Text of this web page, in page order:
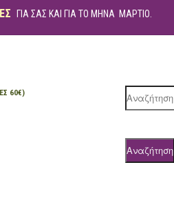
ΓΙΑ ΣΑΣ ΚΑΙ ΓΙΑ ΤΟ ΜΗΝΑ ΜΑΡΤΙΟ.
60€)
Products
Αναζήτηση